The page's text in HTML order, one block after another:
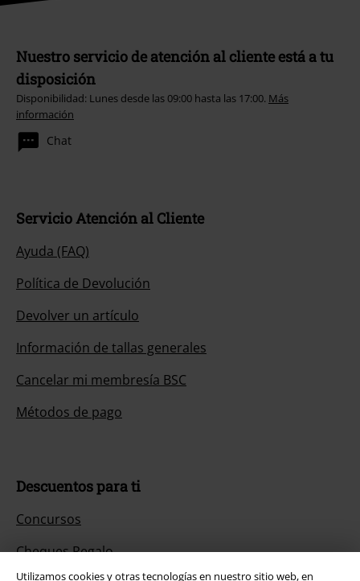
Utilizamos cookies y otras tecnologías en nuestro sitio web, en
Nuestro servicio de atención al cliente está a tu
disposición
Disponibilidad: Lunes desde las 09:00 hasta las 17:00. Más
información
Chat
Servicio Atención al Cliente
Ayuda (FAQ)
Política de Devolución
Devolver un artículo
Información de tallas generales
Cancelar mi membresía BSC
Métodos de pago
Descuentos para ti
Concursos
Cheques Regalo